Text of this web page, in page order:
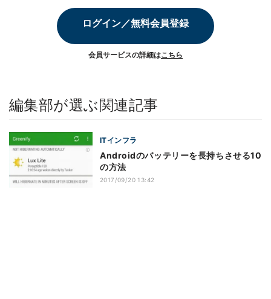
ログイン／無料会員登録
会員サービスの詳細はこちら
編集部が選ぶ関連記事
ITインフラ
Androidのバッテリーを長持ちさせる10
の方法
2017/09/20 13:42